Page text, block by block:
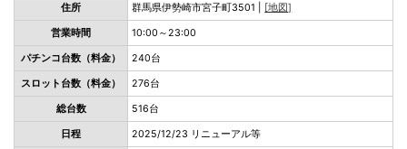
住所 群馬県伊勢崎市宮子町3501 | [地図]
営業時間 10:00～23:00
パチンコ台数（料金） 240台
スロット台数（料金） 276台
総台数 516台
日程 2025/12/23 リニューアル等